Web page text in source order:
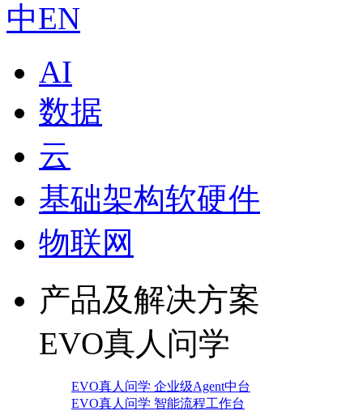
中EN
AI
数据
云
基础架构软硬件
物联网
产品及解决方案
EVO真人问学
EVO真人问学 企业级Agent中台
EVO真人问学 智能流程工作台